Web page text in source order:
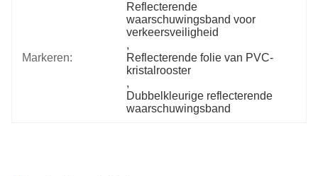
Markeren:
Reflecterende
waarschuwingsband voor
verkeersveiligheid
,
Reflecterende folie van PVC-
kristalrooster
,
Dubbelkleurige reflecterende
waarschuwingsband